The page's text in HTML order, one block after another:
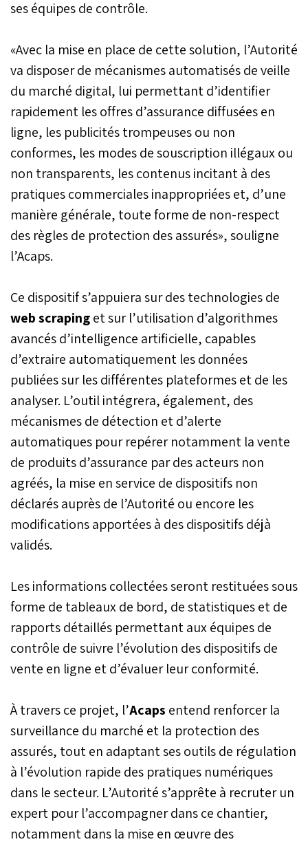
ses équipes de contrôle.
«Avec la mise en place de cette solution, l’Autorité
va disposer de mécanismes automatisés de veille
du marché digital, lui permettant d’identifier
rapidement les offres d’assurance diffusées en
ligne, les publicités trompeuses ou non
conformes, les modes de souscription illégaux ou
non transparents, les contenus incitant à des
pratiques commerciales inappropriées et, d’une
manière générale, toute forme de non-respect
des règles de protection des assurés», souligne
l’Acaps.
Ce dispositif s’appuiera sur des technologies de
web scrapinget sur l’utilisation d’algorithmes
avancés d’intelligence artificielle, capables
d’extraire automatiquement les données
publiées sur les différentes plateformes et de les
analyser. L’outil intégrera, également, des
mécanismes de détection et d’alerte
automatiques pour repérer notamment la vente
de produits d’assurance par des acteurs non
agréés, la mise en service de dispositifs non
déclarés auprès de l’Autorité ou encore les
modifications apportées à des dispositifs déjà
validés.
Les informations collectées seront restituées sous
forme de tableaux de bord, de statistiques et de
rapports détaillés permettant aux équipes de
contrôle de suivre l’évolution des dispositifs de
vente en ligne et d’évaluer leur conformité.
À travers ce projet, l’Acaps entend renforcer la
surveillance du marché et la protection des
assurés, tout en adaptant ses outils de régulation
à l’évolution rapide des pratiques numériques
dans le secteur. L’Autorité s’apprête à recruter un
expert pour l’accompagner dans ce chantier,
notamment dans la mise en œuvre des